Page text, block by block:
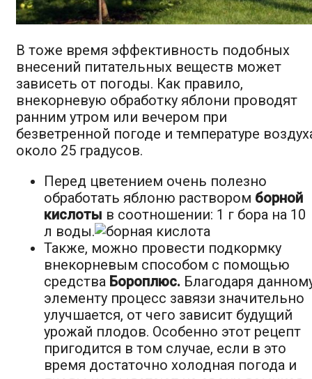
В тоже время эффективность подобных
внесений питательных веществ может
зависеть от погоды. Как правило,
внекорневую обработку яблони проводят
ранним утром или вечером при
безветренной погоде и температуре
около 25 градусов.
Перед цветением очень полезно
обработать яблоню раствором борной
кислоты в соотношении: 1 г бора на 10
л воды.
Также, можно провести подкормку
внекорневым способом с помощью
средства Бороплюс. Благодаря
элементу процесс завязи значительно
улучшается, от чего зависит будущий
урожай плодов. Особенно этот рецепт
пригодится в том случае, если в это
время достаточно холодная погода и